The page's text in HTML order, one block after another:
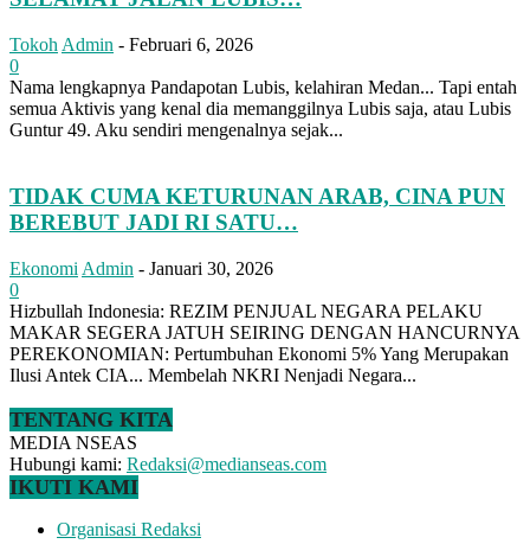
Tokoh Admin - Februari 6, 2026
0
Nama lengkapnya Pandapotan Lubis, kelahiran Medan... Tapi entah
semua Aktivis yang kenal dia memanggilnya Lubis saja, atau Lubis
Guntur 49. Aku sendiri mengenalnya sejak...
TIDAK CUMA KETURUNAN ARAB, CINA PUN
BEREBUT JADI RI SATU…
Ekonomi Admin - Januari 30, 2026
0
Hizbullah Indonesia: REZIM PENJUAL NEGARA PELAKU
MAKAR SEGERA JATUH SEIRING DENGAN HANCURNYA
PEREKONOMIAN: Pertumbuhan Ekonomi 5% Yang Merupakan
Ilusi Antek CIA... Membelah NKRI Nenjadi Negara...
TENTANG KITA
MEDIA NSEAS
Hubungi kami: Redaksi@medianseas.com
IKUTI KAMI
Organisasi Redaksi